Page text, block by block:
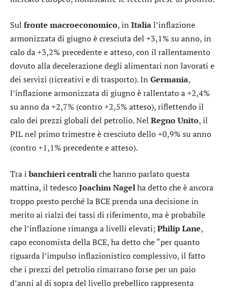
Sul fronte macroeconomico, in Italial’inflazione
armonizzata di giugno è cresciuta del +3,1% su anno, in
calo da +3,2% precedente e atteso, con il rallentamento
dovuto alla decelerazione degli alimentari non lavorati e
dei servizi (ricreativi e di trasporto). In Germania,
l’inflazione armonizzata di giugno è rallentato a +2,4%
su anno da +2,7% (contro +2,5% atteso), riflettendo il
calo dei prezzi globali del petrolio. Nel Regno Unito, il
PIL nel primo trimestre è cresciuto dello +0,9% su anno
(contro +1,1% precedente e atteso).
Tra ibanchieri centraliche hanno parlato questa
mattina, il tedescoJoachim Nagelha detto che è ancora
troppo presto perché la BCE prenda una decisione in
merito ai rialzi dei tassi di riferimento, ma è probabile
che l’inflazione rimanga a livelli elevati;Philip Lane,
capo economista della BCE, ha detto che “per quanto
riguarda l’impulso inflazionistico complessivo, il fatto
che i prezzi del petrolio rimarrano forse per un paio
d’anni al di sopra del livello prebellico rappresenta